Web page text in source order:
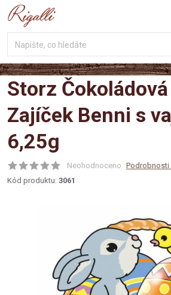
Přejít
na
Storz
Zajíček Benni s
6,25g
Neohodnoceno
Kód produktu: 3061